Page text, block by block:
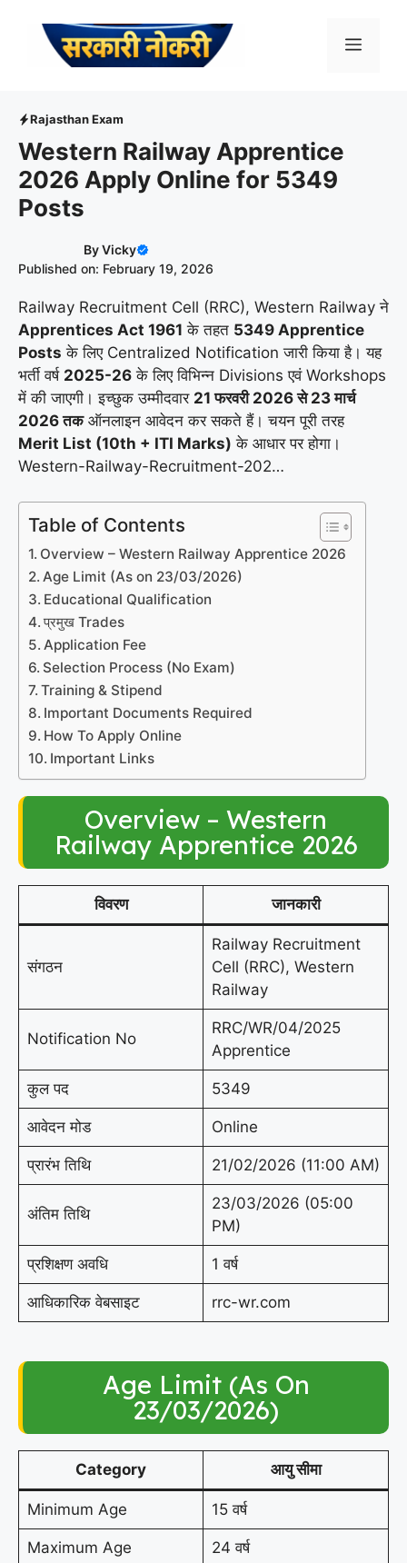
Menu
Rajasthan Exam
Western Railway Apprentice
2026 Apply Online for 5349
Posts
ByVicky
Published on: February 19, 2026
Railway Recruitment Cell (RRC), Western Railway ने
Apprentices Act 1961 के तहत 5349 Apprentice
Posts के लिए Centralized Notification जारी किया है। यह
भर्ती वर्ष 2025-26 के लिए विभिन्न Divisions एवं Workshops
में की जाएगी। इच्छुक उम्मीदवार 21 फरवरी 2026 से 23 मार्च
2026 तकऑनलाइन आवेदन कर सकते हैं। चयन पूरी तरह
Merit List (10th + ITI Marks) के आधार पर होगा।
Western-Railway-Recruitment-202…
Table of Contents
Overview – Western Railway Apprentice 2026
Age Limit (As on 23/03/2026)
Educational Qualification
प्रमुख Trades
Application Fee
Selection Process (No Exam)
Training & Stipend
Important Documents Required
How To Apply Online
Important Links
Overview – Western
Railway Apprentice 2026
विवरण जानकारी
संगठन
Railway Recruitment
Cell (RRC), Western
Railway
Notification No
RRC/WR/04/2025
Apprentice
कुल पद 5349
आवेदन मोड Online
प्रारंभ तिथि 21/02/2026 (11:00 AM)
अंतिम तिथि
23/03/2026 (05:00
PM)
प्रशिक्षण अवधि 1 वर्ष
आधिकारिक वेबसाइट rrc-wr.com
Age Limit (As On
23/03/2026)
Category आयु सीमा
Minimum Age 15 वर्ष
Maximum Age 24 वर्ष